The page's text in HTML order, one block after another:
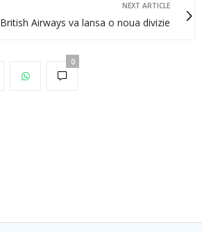
NEXT ARTICLE
British Airways va lansa o noua divizie
0